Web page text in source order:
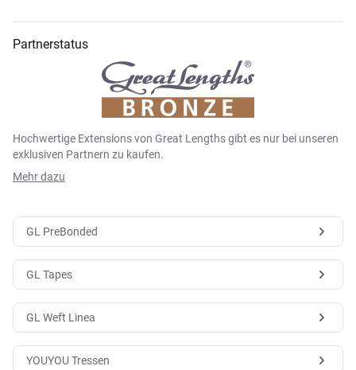
Partnerstatus
Hochwertige Extensions von Great Lengths gibt es nur bei unseren
exklusiven Partnern zu kaufen.
Mehr dazu
GL PreBonded
GL Tapes
GL Weft Linea
YOUYOU Tressen